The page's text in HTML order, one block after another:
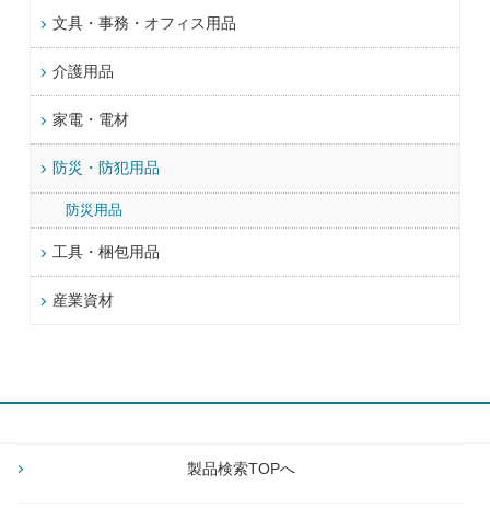
文具・事務・オフィス用品
介護用品
家電・電材
防災・防犯用品
防災用品
工具・梱包用品
産業資材
製品検索TOPへ